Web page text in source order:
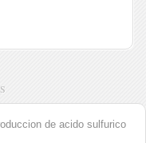
de acido sulfurico